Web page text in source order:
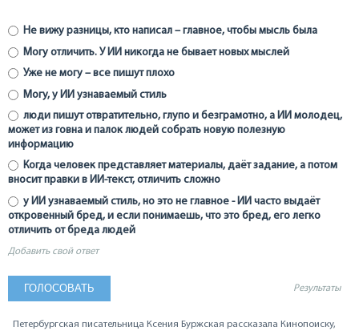
Не вижу разницы, кто написал – главное, чтобы мысль была
Могу отличить. У ИИ никогда не бывает новых мыслей
Уже не могу – все пишут плохо
Могу, у ИИ узнаваемый стиль
люди пишут отвратительно, глупо и безграмотно, а ИИ молодец,
может из говна и палок людей собрать новую полезную
информацию
Когда человек представляет материалы, даёт задание, а потом
вносит правки в ИИ-текст, отличить сложно
у ИИ узнаваемый стиль, но это не главное - ИИ часто выдаёт
откровенный бред, и если понимаешь, что это бред, его легко
отличить от бреда людей
Добавить свой ответ
Результаты
Петербургская писательница Ксения Буржская рассказала Кинопоиску,